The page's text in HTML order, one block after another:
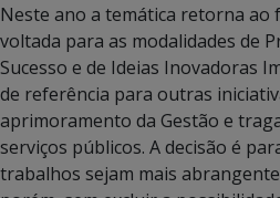
Neste ano a temática retorna
voltada para as modalidades de
Sucesso e de Ideias Inovadoras
de referência para outras
aprimoramento da Gestão e
serviços públicos. A decisão é
trabalhos sejam mais